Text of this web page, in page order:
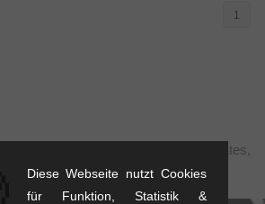
1
sich steuerfrei nach United States,
Durchgestrichene Preise (bei
der UVP des Herstellers.
Diese Webseite nutzt Cookies
für Funktion, Statistik &